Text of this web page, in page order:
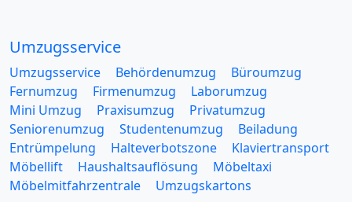
Umzugsservice
Umzugsservice Behördenumzug
Büroumzug
Fernumzug
Firmenumzug
Laborumzug
Mini Umzug
Praxisumzug
Privatumzug
Seniorenumzug
Studentenumzug
Beiladung
Entrümpelung
Halteverbotszone
Klaviertransport
Möbellift
Haushaltsauflösung
Möbeltaxi
Möbelmitfahrzentrale
Umzugskartons